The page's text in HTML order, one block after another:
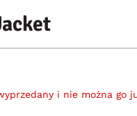
i nie można go